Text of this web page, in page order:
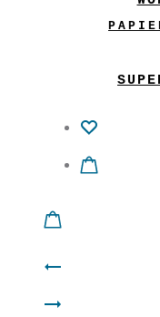
ANGELina